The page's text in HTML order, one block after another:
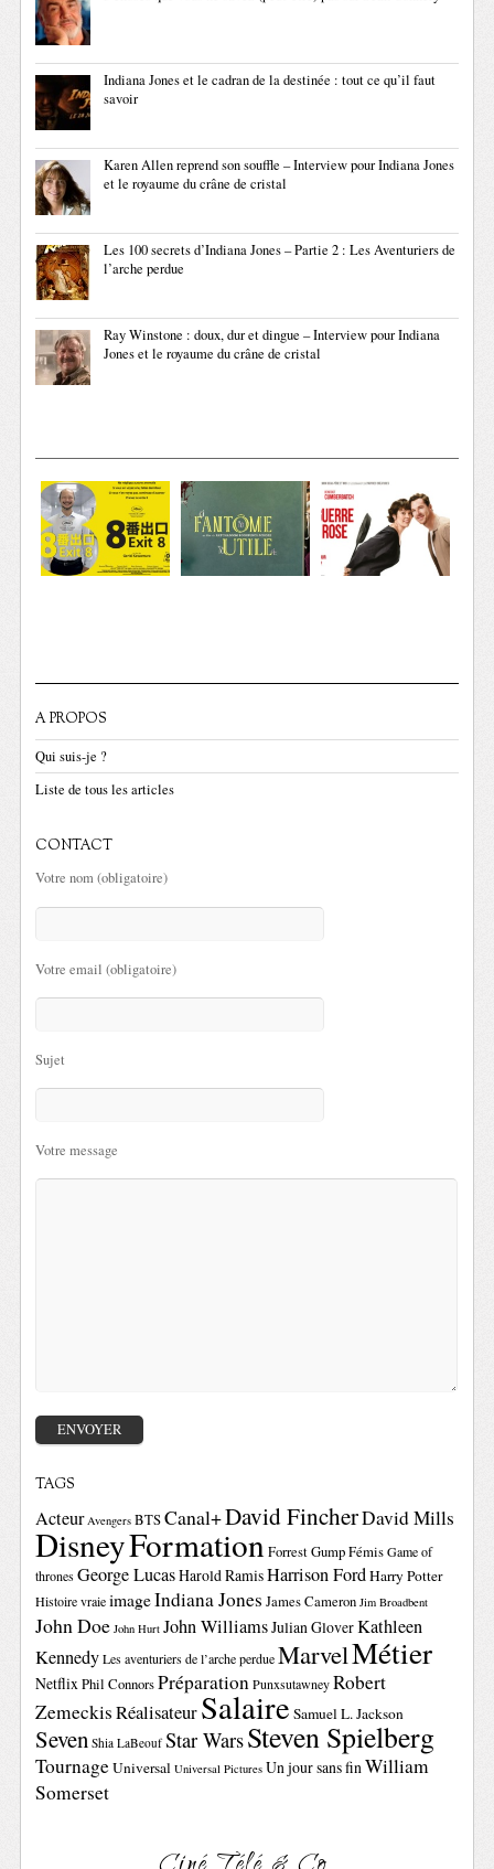
Indiana Jones et le cadran de la destinée : tout ce qu’il faut
savoir
Karen Allen reprend son souffle – Interview pour Indiana Jones
et le royaume du crâne de cristal
Les 100 secrets d’Indiana Jones – Partie 2 : Les Aventuriers de
l’arche perdue
Ray Winstone : doux, dur et dingue – Interview pour Indiana
Jones et le royaume du crâne de cristal
A PROPOS
Qui suis-je ?
Liste de tous les articles
CONTACT
Votre nom (obligatoire)
Votre email (obligatoire)
Sujet
Votre message
TAGS
Acteur Avengers BTSCanal+David FincherDavid Mills
DisneyFormationForrest GumpFémis Game of
thrones George LucasHarold RamisHarrison FordHarry Potter
Histoire vraie imageIndiana Jones James Cameron Jim Broadbent
John Doe John Hurt John WilliamsJulian GloverKathleen
Kennedy Les aventuriers de l’arche perdue MarvelMétier
NetflixPhil ConnorsPréparation Punxsutawney Robert
ZemeckisRéalisateurSalaire Samuel L. Jackson
Seven Shia LaBeouf Star WarsSteven Spielberg
TournageUniversal Universal Pictures Un jour sans finWilliam
Somerset